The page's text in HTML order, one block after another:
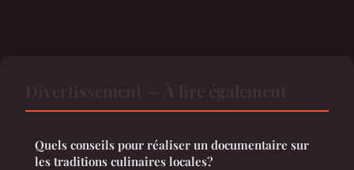
Quels conseils pour réaliser un documentaire sur
les traditions culinaires locales?